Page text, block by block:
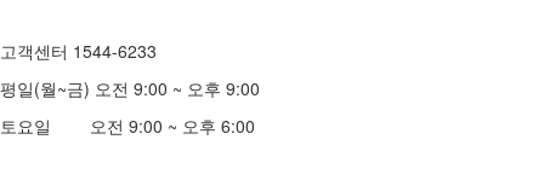
고객센터 1544-6233
평일(월~금) 오전 9:00 ~ 오후 9:00
토요일 오전 9:00 ~ 오후 6:00